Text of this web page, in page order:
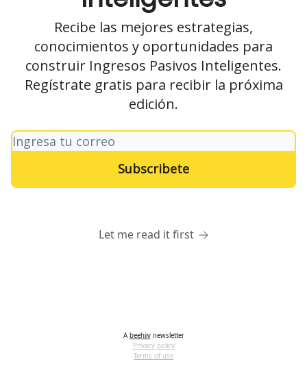
Recibe las mejores estrategias,
conocimientos y oportunidades para
construir Ingresos Pasivos Inteligentes.
Regístrate gratis para recibir la próxima
edición.
Let me read it first
A beehiivnewsletter
Privacy policy
Terms of use